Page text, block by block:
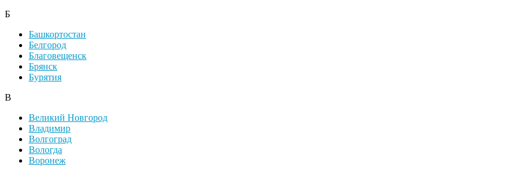
Б
Башкортостан
Белгород
Благовещенск
Брянск
Бурятия
В
Великий Новгород
Владимир
Волгоград
Вологда
Воронеж